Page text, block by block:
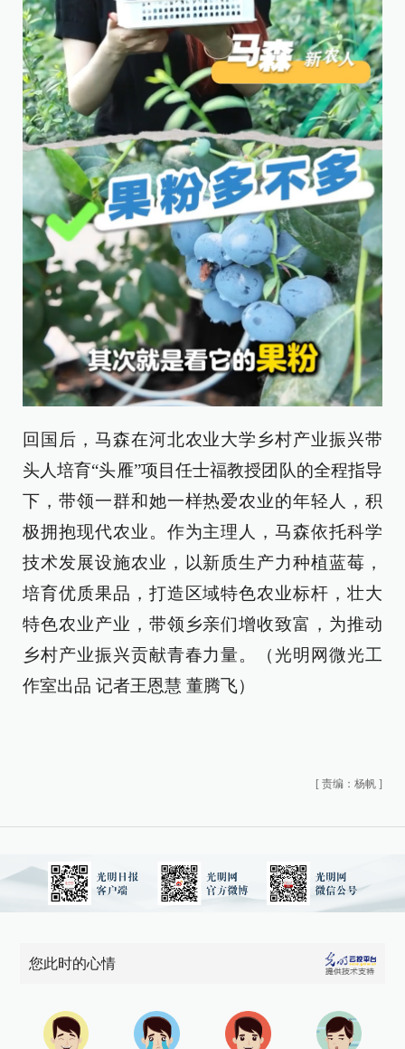
回国后，马森在河北农业大学乡村产业振兴带
头人培育“头雁”项目任士福教授团队的全程指导
下，带领一群和她一样热爱农业的年轻人，积
极拥抱现代农业。作为主理人，马森依托科学
技术发展设施农业，以新质生产力种植蓝莓，
培育优质果品，打造区域特色农业标杆，壮大
特色农业产业，带领乡亲们增收致富，为推动
乡村产业振兴贡献青春力量。（光明网微光工
作室出品 记者王恩慧 董腾飞）
[ 责编：杨帆 ]
您此时的心情